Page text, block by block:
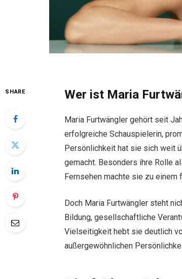
SHARE Wer ist Maria
Maria Furtwängler gehört seit
erfolgreiche Schauspielerin,
Persönlichkeit hat sie sich weit
gemacht. Besonders ihre Rolle
Fernsehen machte sie zu
Doch Maria Furtwängler steht
Bildung, gesellschaftliche
Vielseitigkeit hebt sie deutlich
außergewöhnlichen